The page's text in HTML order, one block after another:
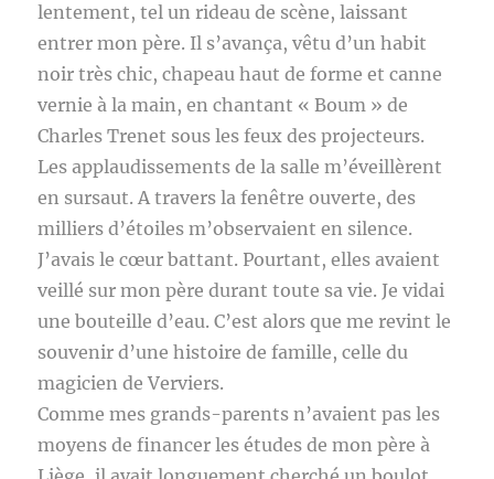
lentement, tel un rideau de scène, laissant
entrer mon père. Il s’avança, vêtu d’un habit
noir très chic, chapeau haut de forme et canne
vernie à la main, en chantant « Boum » de
Charles Trenet sous les feux des projecteurs.
Les applaudissements de la salle m’éveillèrent
en sursaut. A travers la fenêtre ouverte, des
milliers d’étoiles m’observaient en silence.
J’avais le cœur battant. Pourtant, elles avaient
veillé sur mon père durant toute sa vie. Je vidai
une bouteille d’eau. C’est alors que me revint le
souvenir d’une histoire de famille, celle du
magicien de Verviers.
Comme mes grands-parents n’avaient pas les
moyens de financer les études de mon père à